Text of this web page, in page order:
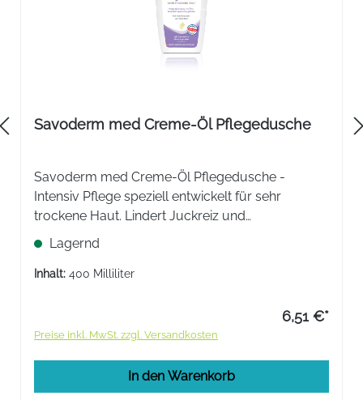
Savoderm med Creme-Öl Pflegedusche
Savoderm med Creme-Öl Pflegedusche -
Intensiv Pflege speziell entwickelt für sehr
trockene Haut. Lindert Juckreiz und
Spannungsgefühle. Spendet intensiv Feuchtigkeit
und reduziert Spannungsgefühle.
Lagernd
Inhalt: 400 Milliliter
6,51 €*
Preise inkl. MwSt. zzgl. Versandkosten
In den Warenkorb